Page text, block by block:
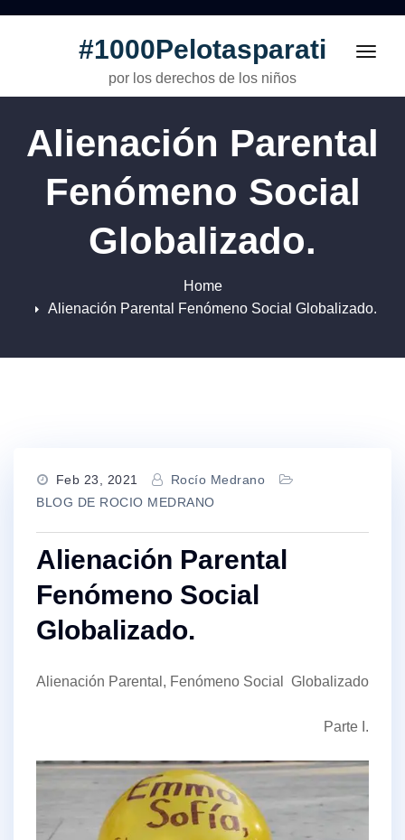
#1000Pelotasparati
por los derechos de los niños
Alienación Parental
Fenómeno Social
Globalizado.
Home
Alienación Parental Fenómeno Social Globalizado.
Feb 23, 2021
Rocío Medrano
BLOG DE ROCIO MEDRANO
Alienación Parental
Fenómeno Social
Globalizado.
Alienación Parental, Fenómeno Social Globalizado
Parte I.